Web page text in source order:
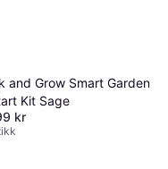
and Grow Smart Garden
Kit Sage
kr